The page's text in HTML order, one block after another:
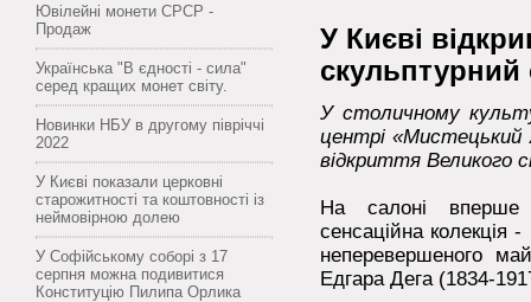
Ювілейні монети СРСР -
Продаж
Українська "В єдності - сила"
серед кращих монет світу.
Новинки НБУ в другому півріччі
2022
У Києві показали церковні
старожитності та коштовності із
неймовірною долею
У Софійському соборі з 17
серпня можна подивитися
Конституцію Пилипа Орлика
У Києві
скульптурний
У столичному
центрі «Мистецький
відкриття Великого
На салоні вперше
сенсаційна колекція
неперевершеного
Едгара Дега (1834-